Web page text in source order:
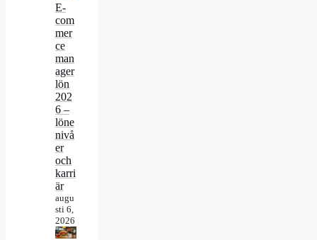
E-
com
mer
ce
man
ager
lön
202
6 –
löne
nivå
er
och
karri
är
augu
sti 6,
2026